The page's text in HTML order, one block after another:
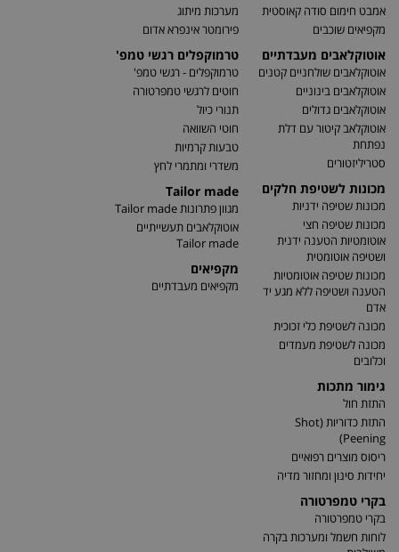
אמבט חימום סודה קאוסטית
מקפיאים שוכבים
אוטוקלאבים מעבדתיים
אוטוקלאבים שולחניים קטנים
אוטוקלאבים בינוניים
אוטוקלאבים גדולים
אוטוקלאב קיטור עם דלת
נפתחת
סטריליזטורים
מכונות לשטיפת חלקים
מכונות שטיפה ידניות
מכונות שטיפה חצי
אוטומטיות הטענה ידנית
ושטיפה אוטומטית
מכונות שטיפה אוטומטיות
הטענה ושטיפה ללא מגע יד
אדם
מכונה לשטיפת כלי זכוכית
מכונה לשטיפת מעמדים
וכלובים
גימור מתכות
התזת חול
התזת כדוריות (Shot
Peening)
ריסוס מוצרים רפואיים
יחידות סינון ומחזור מדיה
בקרי טמפרטורה
בקרי טמפרטורה
לוחות חשמל ומערכות בקרה
מערכות מיתוג
פירומטר אינפרא אדום
טרמוקפלים רגשי טמפ'
טרמוקפלים - רגשי טמפ'
חוטים לרגשי טמפרטורה
תנורי כיול
חוטי השוואה
טבעות קרמיות
משדרי ומתמרי לחץ
Tailor made
מגוון פתרונות Tailor made
אוטוקלאבים תעשייתיים
Tailor made
מקפיאים
מקפיאים מעבדתיים